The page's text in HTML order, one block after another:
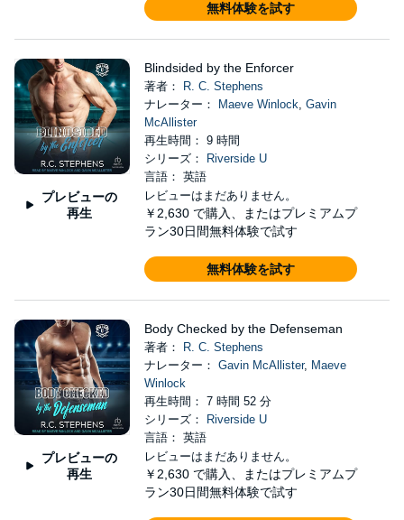
無料体験を試す
プレビューの
再生
Blindsided by the Enforcer
著者：
R. C. Stephens
ナレーター：
Maeve Winlock, Gavin
McAllister
再生時間： 9 時間
シリーズ：
Riverside U
言語： 英語
レビューはまだありません。
￥2,630 で購入、またはプレミアムプ
ラン30日間無料体験で試す
無料体験を試す
プレビューの
再生
Body Checked by the Defenseman
著者：
R. C. Stephens
ナレーター： Gavin McAllister, Maeve
Winlock
再生時間： 7 時間 52 分
シリーズ：
Riverside U
言語： 英語
レビューはまだありません。
￥2,630 で購入、またはプレミアムプ
ラン30日間無料体験で試す